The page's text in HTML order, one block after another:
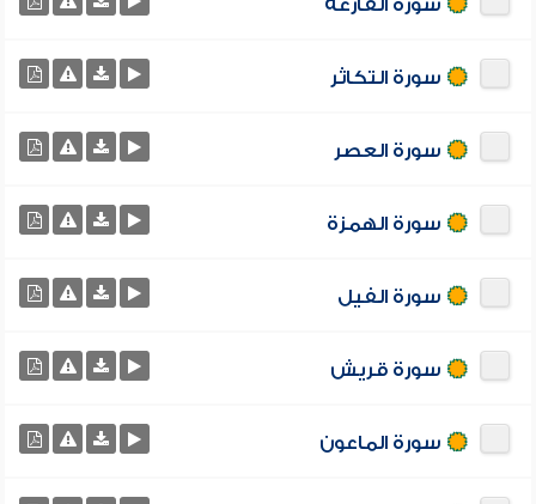
سورة القارعة
سورة التكاثر
سورة العصر
سورة الهمزة
سورة الفيل
سورة قريش
سورة الماعون